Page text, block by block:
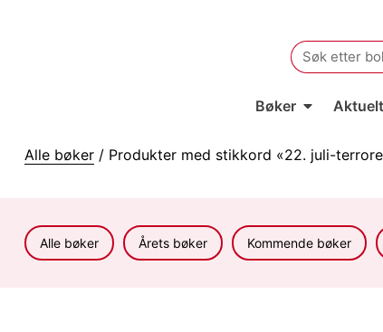
Search
for:
Bøker Aktuelt
Alle bøker / Produkter med stikkord «22. juli-
Alle bøker Årets bøker Kommende bøker